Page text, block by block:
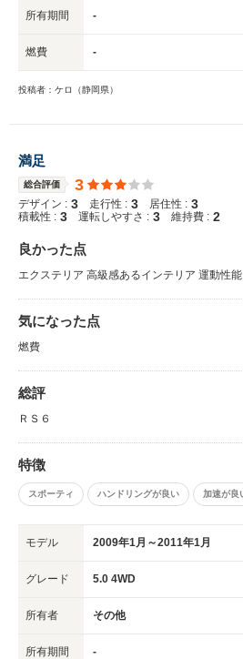
所有期間 -
燃費 -
投稿者：ケロ（静岡県）
満足
総合評価 3
デザイン : 3 走行性 : 3 居住性 : 3
積載性 : 3 運転しやすさ : 3 維持費 : 2
良かった点
エクステリア 高級感あるインテリア 運動性
気になった点
燃費
総評
ＲＳ６
特徴
スポーティ ハンドリングが良い 加速が良
モデル 2009年1月～2011年1月
グレード 5.0 4WD
所有者 その他
所有期間 -